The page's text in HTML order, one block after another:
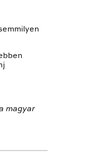
magyar